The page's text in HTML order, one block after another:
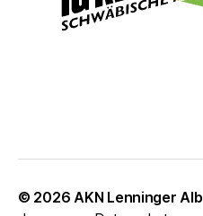
© 2026AKN Lenninger Alb